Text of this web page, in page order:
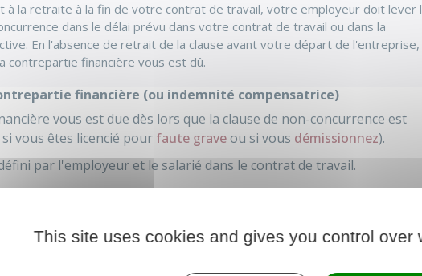
à la retraite à la fin de votre contrat de travail, votre employeur doit lever
dans le délai prévu dans votre contrat de travail ou dans la
En l'absence de retrait de la clause avant votre départ de l'entreprise,
contrepartie financière vous est dû.
financière (ou indemnité compensatrice)
vous est due dès lors que la clause de non-concurrence est
vous êtes licencié pour faute graveou si vous démissionnez).
par l'employeur et le salarié dans le contrat de travail.
peut prendre la forme :
(sous la forme d'un versement unique)
rente (c'est-à-dire une prime versée en une seule fois ou
This site uses cookies and gives you control over